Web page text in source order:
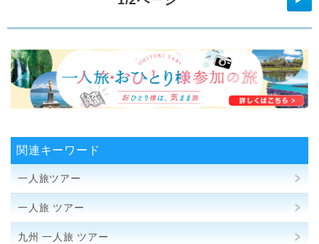
関連キーワード
一人旅ツアー
一人旅 ツアー
九州 一人旅 ツアー